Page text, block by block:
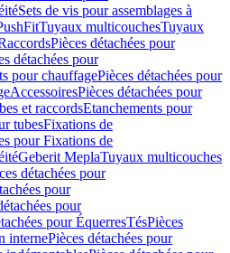
Sets de vis pour assemblages à
Tuyaux multicouchesTuyaux
Pièces détachées pour
détachées pour
pour chauffagePièces détachées pour
AccessoiresPièces détachées pour
et raccordsEtanchements pour
tubesFixations de
pour Fixations de
Geberit MeplaTuyaux multicouches
détachées pour
pour
pour
pour ÉquerresTésPièces
internePièces détachées pour